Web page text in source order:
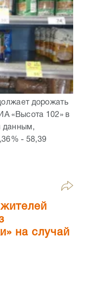
дорожать
«Высота 102» в
данным,
- 58,39
на случай